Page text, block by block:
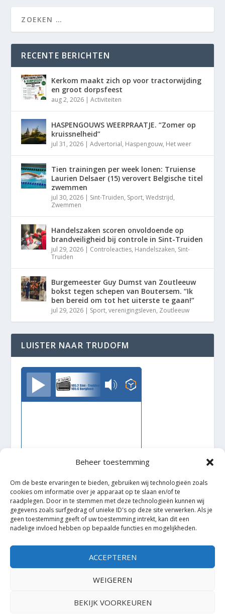
Beheer toestemming
Om de beste ervaringen te bieden, gebruiken wij technologieën zoals
cookies om informatie over je apparaat op te slaan en/of te
raadplegen. Door in te stemmen met deze technologieën kunnen wij
gegevens zoals surfgedrag of unieke ID's op deze site verwerken. Als je
geen toestemming geeft of uw toestemming intrekt, kan dit een
nadelige invloed hebben op bepaalde functies en mogelijkheden.
ACCEPTEREN
WEIGEREN
BEKIJK VOORKEUREN
RECENTE BERICHTEN
Kerkom maakt zich op voor tractorwijding
en groot dorpsfeest
aug 2, 2026 |Activiteiten
HASPENGOUWS WEERPRAATJE. “Zomer op
kruissnelheid”
jul 31, 2026 |Advertorial, Haspengouw, Het weer
Tien trainingen per week lonen: Truiense
Laurien Delsaer (15) verovert Belgische titel
zwemmen
jul 30, 2026 | Sint-Truiden, Sport,Wedstrijd,
Zwemmen
Handelszaken scoren onvoldoende op
brandveiligheid bij controle in Sint-Truiden
jul 29, 2026 | Controleacties, Handelszaken, Sint-
Truiden
Burgemeester Guy Dumst van Zoutleeuw
bokst tegen schepen van Boutersem. “Ik
ben bereid om tot het uiterste te gaan!”
jul 29, 2026 | Sport,verenigingsleven, Zoutleeuw
LUISTER NAAR TRUDOFM
TrudoFM